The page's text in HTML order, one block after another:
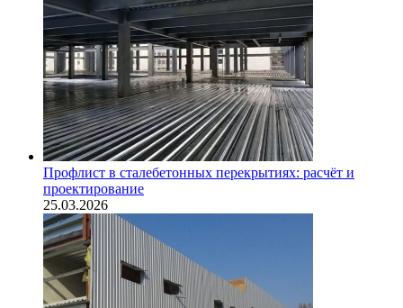
Профлист в сталебетонных перекрытиях: расчёт и
проектирование
25.03.2026